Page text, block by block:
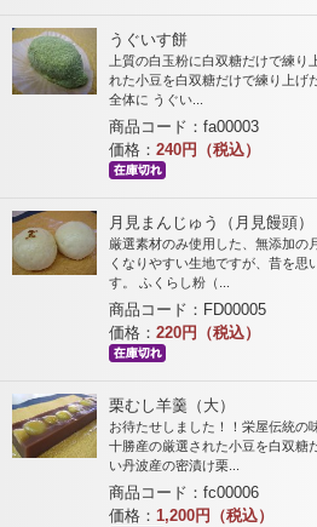
うぐいす餅
上質の白玉粉に白双糖だけで練
れた小豆を白双糖だけで練り上げ
全体に うぐい...
商品コード：fa00003
価格： 240円（税込）
月見まんじゅう（月見饅頭）
厳選素材のみ使用した、無添加の
くなりやすい生地ですが、昔を
す。 ふくらし粉（...
商品コード：FD00005
価格： 220円（税込）
栗むし羊羹（大）
お待たせしました！！栄屋伝統の
十勝産の厳選された小豆を白双糖
い丹波産の密漬け栗...
商品コード：fc00006
価格： 1,200円（税込）